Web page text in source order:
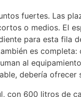
fuertes. Las
o medios. El
para esta fila
es
al
debería ofrecer
con 600 litros de